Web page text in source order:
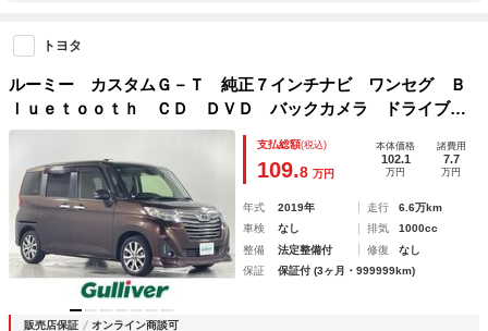
トヨタ
ルーミー カスタムＧ－Ｔ 純正７インチナビ ワンセグ Ｂ
ｌｕｅｔｏｏｔｈ ＣＤ ＤＶＤ バックカメラ ドライブレ
コーダー 両側パワースライドドア クルーズコントロール
衝突被害軽減システム コーナーセンサー 純正フロアマット
支払総額(税込)
109.8 万円
本体価格
102.1
万円
諸費用
7.7
万円
年式 2019年 走行
6.6万km
車検
なし 排気
1000cc
整備
法定整備付 修復
なし
保証
保証付 (3ヶ月・999999km)
販売店保証 オンライン商談可